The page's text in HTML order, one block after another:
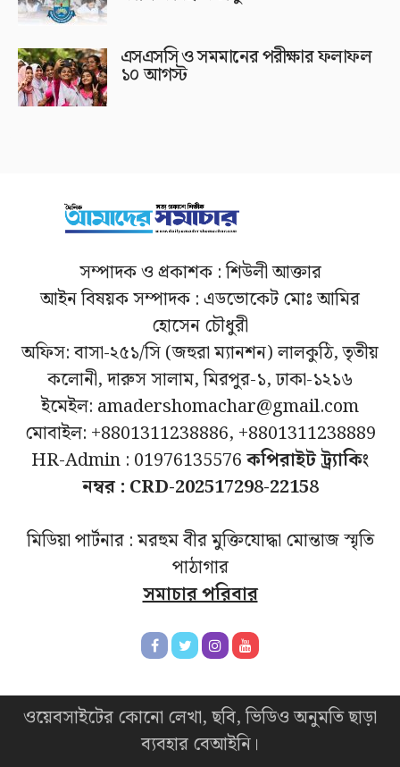
এসএসসি ও সমমানের পরীক্ষার ফলাফল
১০ আগস্ট
সম্পাদক ও প্রকাশক : শিউলী আক্তার
আইন বিষয়ক সম্পাদক : এডভোকেট মোঃ আমির
হোসেন চৌধুরী
অফিস: বাসা-২৫১/সি (জহুরা ম্যানশন) লালকুঠি, তৃতীয়
কলোনী, দারুস সালাম, মিরপুর-১, ঢাকা-১২১৬
ইমেইল: amadershomachar@gmail.com
মোবাইল: +8801311238886, +8801311238889
HR-Admin : 01976135576কপিরাইট ট্র্যাকিং
নম্বর : CRD-202517298-22158
মিডিয়া পার্টনার : মরহুম বীর মুক্তিযোদ্ধা মোন্তাজ স্মৃতি
পাঠাগার
সমাচার পরিবার
ওয়েবসাইটের কোনো লেখা, ছবি, ভিডিও অনুমতি ছাড়া
ব্যবহার বেআইনি।